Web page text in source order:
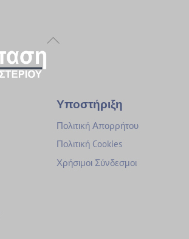
Back
Υποστήριξη
Πολιτική Απορρήτου
Πολιτική Cookies
Χρήσιμοι Σύνδεσμοι